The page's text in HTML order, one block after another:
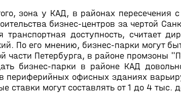
зона у КАД, в районах пересечения
бизнес-центров за чертой
транспортная доступность, считает
По его мнению, бизнес-парки могут
части Петербурга, в районе промзоны
бизнес-парки в районе КАД
периферийных офисных зданиях
ставки могут составлять от 1 до 4 тыс.